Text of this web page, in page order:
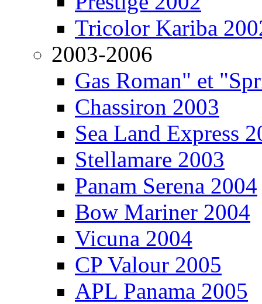
Tricolor Kariba
2003-2006
Gas Roman" et
Chassiron 2003
Sea Land Express
Stellamare 2003
Panam Serena 2004
Bow Mariner 2004
Vicuna 2004
CP Valour 2005
APL Panama 2005